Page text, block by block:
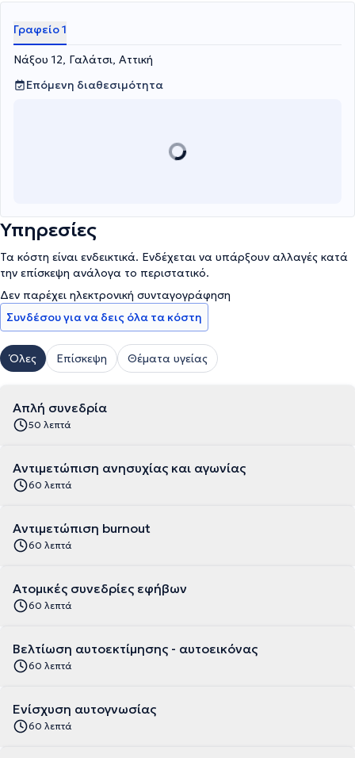
Γραφείο 1
Νάξου 12, Γαλάτσι, Αττική
Επόμενη διαθεσιμότητα
Υπηρεσίες
Τα κόστη είναι ενδεικτικά. Ενδέχεται να υπάρξουν αλλαγές κατά
την επίσκεψη ανάλογα το περιστατικό.
Δεν παρέχει ηλεκτρονική συνταγογράφηση
Συνδέσου για να δεις όλα τα κόστη
Όλες Επίσκεψη Θέματα υγείας
Απλή συνεδρία
50 λεπτά
Αντιμετώπιση ανησυχίας και αγωνίας
60 λεπτά
Αντιμετώπιση burnout
60 λεπτά
Ατομικές συνεδρίες εφήβων
60 λεπτά
Βελτίωση αυτοεκτίμησης - αυτοεικόνας
60 λεπτά
Ενίσχυση αυτογνωσίας
60 λεπτά